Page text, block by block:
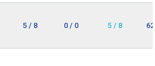
5 / 8 0 / 0 5 / 8